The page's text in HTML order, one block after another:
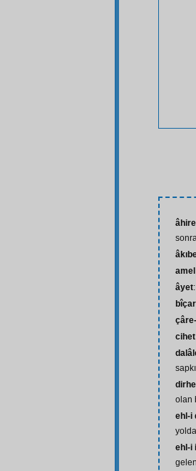
amel
âyet
cihet
olan
ehl-i
ehl-i